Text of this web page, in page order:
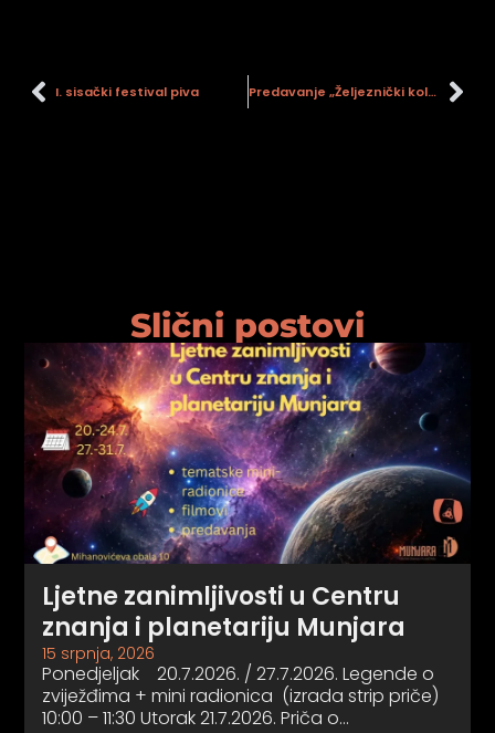
I. sisački festival piva Predavanje „Željeznički kolodvor Sisak u kontekstu hrvatske željezničke baštine“
Slični postovi
Ljetne zanimljivosti u Centru
znanja i planetariju Munjara
15 srpnja, 2026
Ponedjeljak 20.7.2026. / 27.7.2026. Legende o
zviježđima + mini radionica (izrada strip priče)
10:00 – 11:30 Utorak 21.7.2026. Priča o…